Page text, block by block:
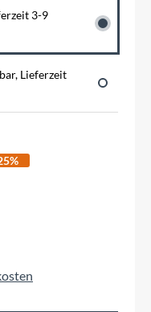
3-9
Lieferzeit